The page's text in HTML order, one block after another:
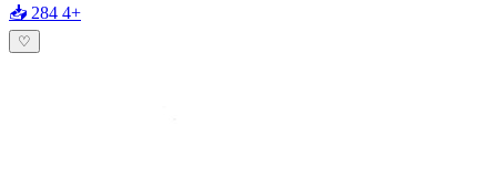
📥 284 4+
♡